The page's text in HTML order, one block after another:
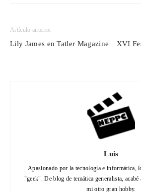
Artículo anterior
Lily James en Tatler Magazine
XVI
Luis
Apasionado por la tecnología e informática,
"geek". De blog de temática generalista,
mi otro gran hobby.